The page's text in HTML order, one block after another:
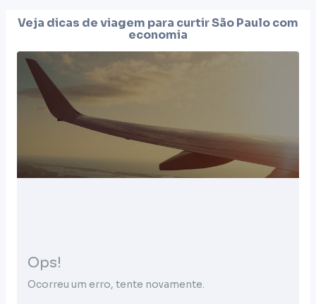
Veja dicas de viagem para curtirSão Paulocom
economia
Ops!
Ocorreu um erro, tente novamente.